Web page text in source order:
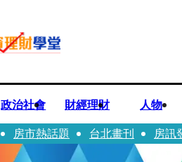
政治社會 財經理財 人物
房市熱話題 台北畫刊 房訊